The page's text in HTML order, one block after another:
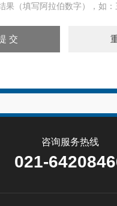
果（填写阿拉伯数字），如：
咨询服务热线
021-